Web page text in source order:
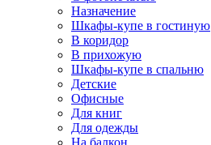
Назначение
Шкафы-купе в гостиную
В коридор
В прихожую
Шкафы-купе в спальню
Детские
Офисные
Для книг
Для одежды
На балкон